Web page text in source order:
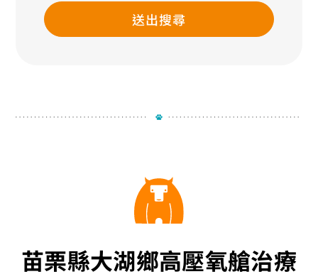
送出搜尋
苗栗縣大湖鄉高壓氧艙治療